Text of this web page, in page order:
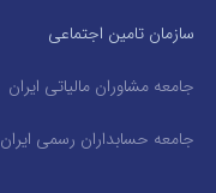
سازمان تامین اجتماعی
جامعه مشاوران مالیاتی ایران
جامعه حسابداران رسمی ایران